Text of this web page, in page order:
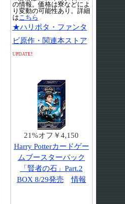
の情報。価格は寮などによ
り変動の可能性あり。詳細
はこちら
★ハリポタ・ファンタ
ビ原作・関連本ストア
UPDATE!
21%オフ￥4,150
Harry Potterカードゲー
ムブースターパック
「賢者の石」Part.2
BOX 8/29発売
情報